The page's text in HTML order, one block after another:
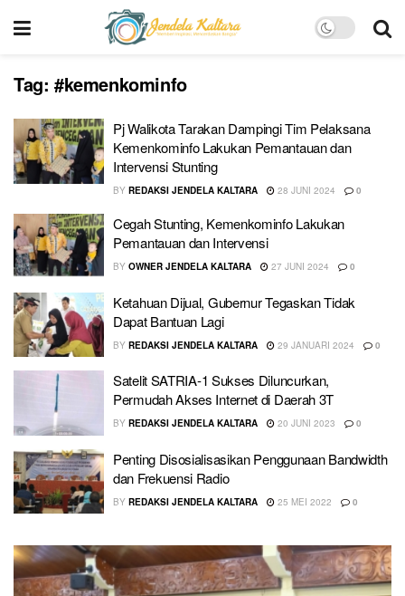
Tag: #kemenkominfo
Pj Walikota Tarakan Dampingi Tim Pelaksana
Kemenkominfo Lakukan Pemantauan dan
Intervensi Stunting
BY REDAKSI JENDELA KALTARA 28 JUNI 2024 0
Cegah Stunting, Kemenkominfo Lakukan
Pemantauan dan Intervensi
BY OWNER JENDELA KALTARA 27 JUNI 2024 0
Ketahuan Dijual, Gubernur Tegaskan Tidak
Dapat Bantuan Lagi
BY REDAKSI JENDELA KALTARA 29 JANUARI 2024 0
Satelit SATRIA-1 Sukses Diluncurkan,
Permudah Akses Internet di Daerah 3T
BY REDAKSI JENDELA KALTARA 20 JUNI 2023 0
Penting Disosialisasikan Penggunaan Bandwidth
dan Frekuensi Radio
BY REDAKSI JENDELA KALTARA 25 MEI 2022 0